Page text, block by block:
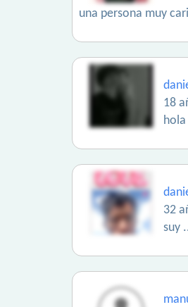
una persona muy
18
hola
32
suy